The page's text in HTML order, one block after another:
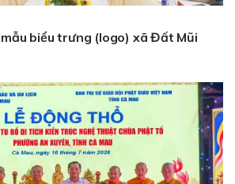
biểu trưng (logo) xã Đất Mũi